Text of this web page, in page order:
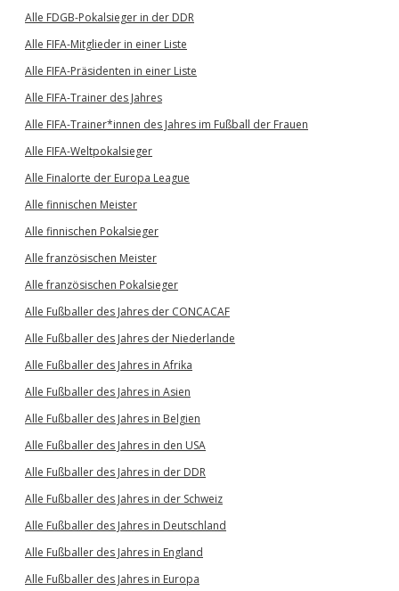
Alle FDGB-Pokalsieger in der DDR
Alle FIFA-Mitglieder in einer Liste
Alle FIFA-Präsidenten in einer Liste
Alle FIFA-Trainer des Jahres
Alle FIFA-Trainer*innen des Jahres im Fußball der Frauen
Alle FIFA-Weltpokalsieger
Alle Finalorte der Europa League
Alle finnischen Meister
Alle finnischen Pokalsieger
Alle französischen Meister
Alle französischen Pokalsieger
Alle Fußballer des Jahres der CONCACAF
Alle Fußballer des Jahres der Niederlande
Alle Fußballer des Jahres in Afrika
Alle Fußballer des Jahres in Asien
Alle Fußballer des Jahres in Belgien
Alle Fußballer des Jahres in den USA
Alle Fußballer des Jahres in der DDR
Alle Fußballer des Jahres in der Schweiz
Alle Fußballer des Jahres in Deutschland
Alle Fußballer des Jahres in England
Alle Fußballer des Jahres in Europa